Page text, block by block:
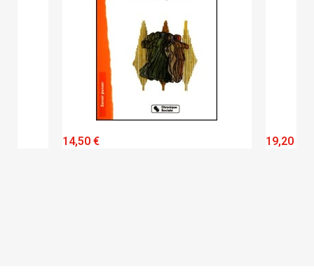
14,50 € 19,20 €